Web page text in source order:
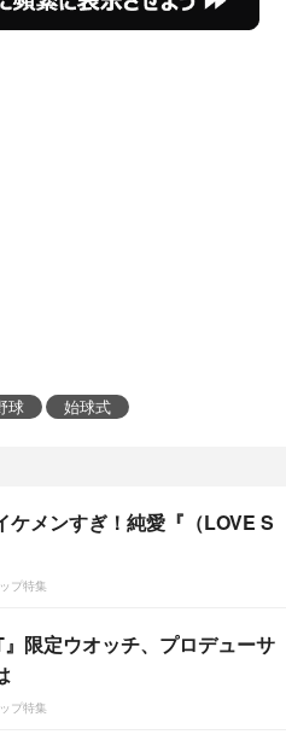
球 始球式
ケメンすぎ！純愛『（LOVE S
プ特集
』限定ウオッチ、プロデューサ
プ特集